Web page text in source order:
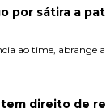
por sátira a
ao time, abrange a
tem direito de